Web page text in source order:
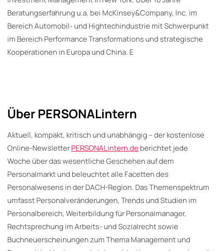
Beratungserfahrung u.a. bei McKinsey&Company, Inc. im
Bereich Automobil- und Hightechindustrie mit Schwerpunkt
im Bereich Performance Transformations und strategische
Kooperationen in Europa und China. E
Über PERSONALintern
Aktuell, kompakt, kritisch und unabhängig – der kostenlose
Online-NewsletterPERSONALintern.deberichtet jede
Woche über das wesentliche Geschehen auf dem
Personalmarkt und beleuchtet alle Facetten des
Personalwesens in der DACH-Region. Das Themenspektrum
umfasst Personalveränderungen, Trends und Studien im
Personalbereich, Weiterbildung für Personalmanager,
Rechtsprechung im Arbeits- und Sozialrecht sowie
Buchneuerscheinungen zum Thema Management und